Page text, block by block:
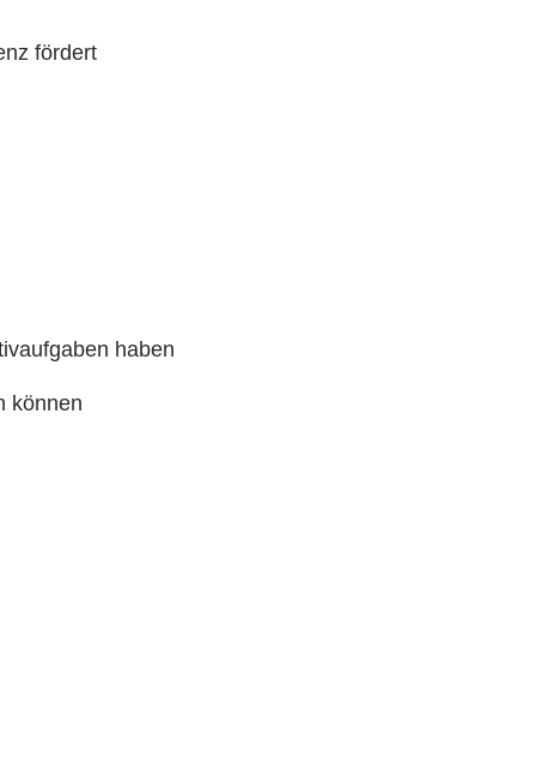
fördert
haben
können